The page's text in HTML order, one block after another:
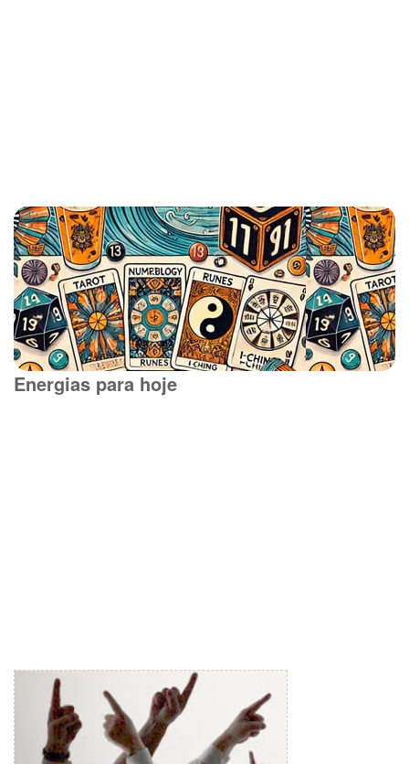
Energias para hoje